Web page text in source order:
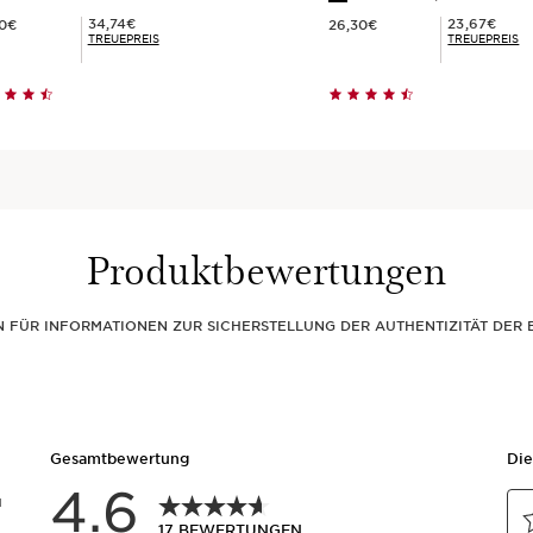
Mitgliederpreis 34,74€
34,74€
TREUEPREIS
Schnellansicht
26,30€ Mitgliederpreis 23,67€
23,67€
TREUEPREIS
Produktbewertungen
FÜR INFORMATIONEN ZUR SICHERSTELLUNG DER AUTHENTIZITÄT DER